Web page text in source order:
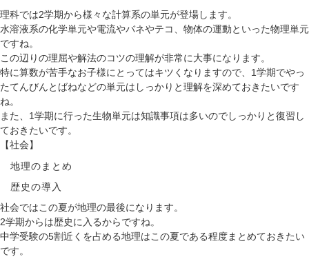
理科では2学期から様々な計算系の単元が登場します。
水溶液系の化学単元や電流やバネやテコ、物体の運動といった物理単元
ですね。
この辺りの理屈や解法のコツの理解が非常に大事になります。
特に算数が苦手なお子様にとってはキツくなりますので、1学期でやっ
たてんびんとばねなどの単元はしっかりと理解を深めておきたいです
ね。
また、1学期に行った生物単元は知識事項は多いのでしっかりと復習し
ておきたいです。
【社会】
理のまとめ
史の導入
社会ではこの夏が地理の最後になります。
2学期からは歴史に入るからですね。
中学受験の5割近くを占める地理はこの夏である程度まとめておきたい
です。